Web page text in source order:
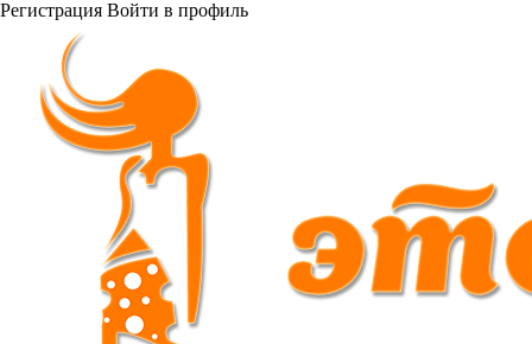
Регистрация Войти в профиль